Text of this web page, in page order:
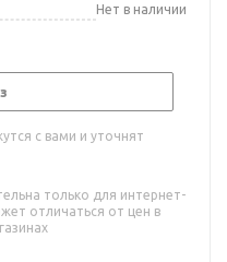
Нет в наличии
с вами и уточнят
только для интернет-
отличаться от цен в